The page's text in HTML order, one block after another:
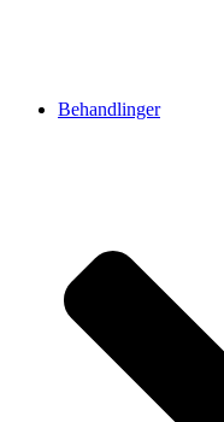
Behandlinger